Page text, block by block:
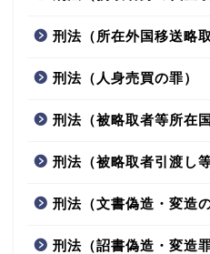
刑法（所在外国移送略
刑法（人身売買の罪）
刑法（被略取者等所在
刑法（被略取者引渡し等
刑法（文書偽造・変造の
刑法（詔書偽造・変造罪